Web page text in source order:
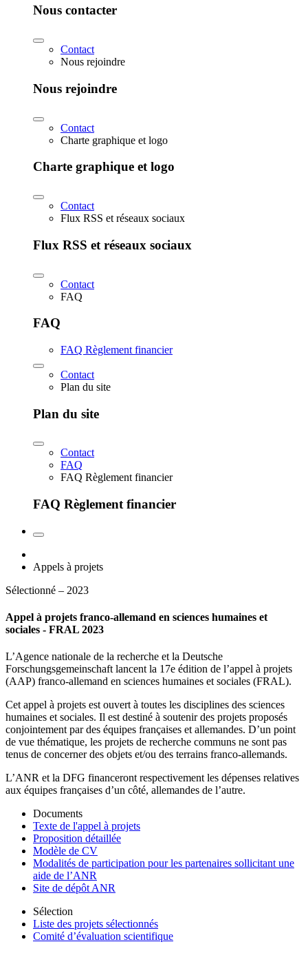
Nous contacter
Contact
Nous rejoindre
Nous rejoindre
Contact
Charte graphique et logo
Charte graphique et logo
Contact
Flux RSS et réseaux sociaux
Flux RSS et réseaux sociaux
Contact
FAQ
FAQ
FAQ Règlement financier
Contact
Plan du site
Plan du site
Contact
FAQ
FAQ Règlement financier
FAQ Règlement financier
Appels à projets
Sélectionné – 2023
Appel à projets franco-allemand en sciences humaines et
sociales - FRAL 2023
L’Agence nationale de la recherche et la Deutsche
Forschungsgemeinschaft lancent la 17e édition de l’appel à projets
(AAP) franco-allemand en sciences humaines et sociales (FRAL).
Cet appel à projets est ouvert à toutes les disciplines des sciences
humaines et sociales. Il est destiné à soutenir des projets proposés
conjointement par des équipes françaises et allemandes. D’un point
de vue thématique, les projets de recherche communs ne sont pas
tenus de concerner des objets et/ou des terrains franco-allemands.
L’ANR et la DFG financeront respectivement les dépenses relatives
aux équipes françaises d’un côté, allemandes de l’autre.
Documents
Texte de l'appel à projets
Proposition détaillée
Modèle de CV
Modalités de participation pour les partenaires sollicitant une
aide de l’ANR
Site de dépôt ANR
Sélection
Liste des projets sélectionnés
Comité d’évaluation scientifique